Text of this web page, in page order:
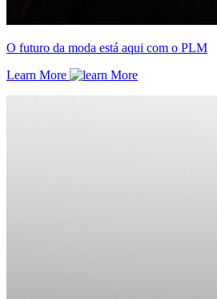
O futuro da moda está aqui com o PLM
Learn More